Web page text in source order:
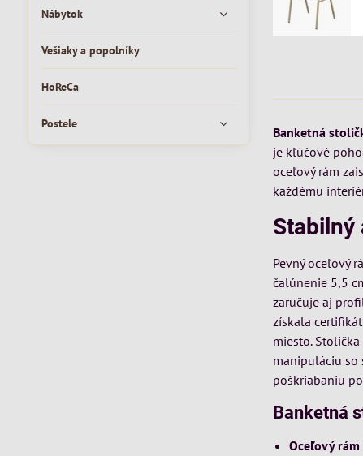
Banketná
je kľúčové
oceľový rám
každému
Stabilný
Pevný oceľový
čalúnenie 5,5
zaručuje aj
získala
miesto.
manipuláciu so
poškriabaniu
Banketná
Oceľový rám
Nábytok
Vešiaky a popolníky
HoReCa
Postele